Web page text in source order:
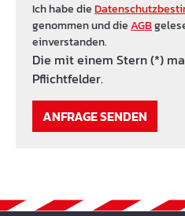
Ich habe die
genommen und dieAGB
einverstanden.
Die mit einem Stern (*)
Pflichtfelder.
ANFRAGE SENDEN